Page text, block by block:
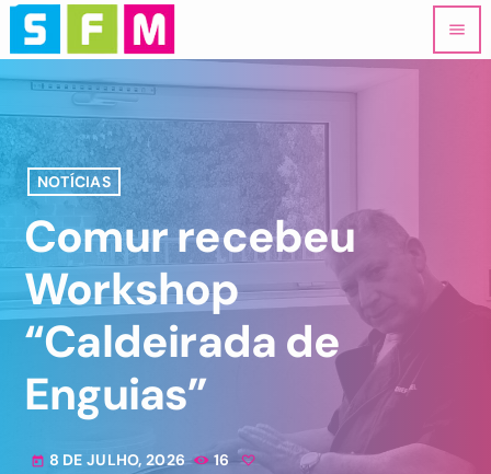
menu
NOTÍCIAS
Comur recebeu
Workshop
“Caldeirada de
Enguias”
today 8 DE JULHO, 2026 16